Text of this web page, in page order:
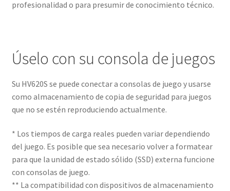
profesionalidad o para presumir de conocimiento técnico.
Úselo con su consola de juegos
Su HV620S se puede conectar a consolas de juego y usarse
como almacenamiento de copia de seguridad para juegos
que no se estén reproduciendo actualmente.
* Los tiempos de carga reales pueden variar dependiendo
del juego. Es posible que sea necesario volver a formatear
para que la unidad de estado sólido (SSD) externa funcione
con consolas de juego.
** La compatibilidad con dispositivos de almacenamiento